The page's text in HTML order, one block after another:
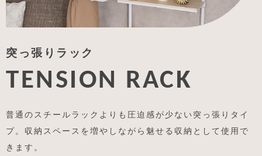
突っ張りラック
TENSION RACK
普通のスチールラックよりも圧迫感が少ない突っ張りタイ
プ。収納スペースを増やしながら魅せる収納として使用で
きます。